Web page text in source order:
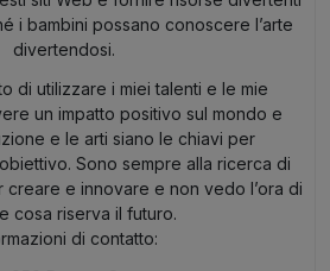
i bambini possano conoscere l’arte
divertendosi.
di utilizzare i miei talenti e le mie
un impatto positivo sul mondo e
e le arti siano le chiavi per
Sono sempre alla ricerca di
e innovare e non vedo l’ora di
cosa riserva il futuro.
di contatto: